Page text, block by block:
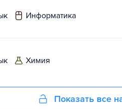
информатика
химия
Показать все